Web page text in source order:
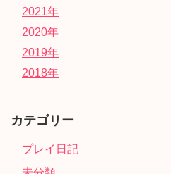
2021年
2020年
2019年
2018年
カテゴリー
プレイ日記